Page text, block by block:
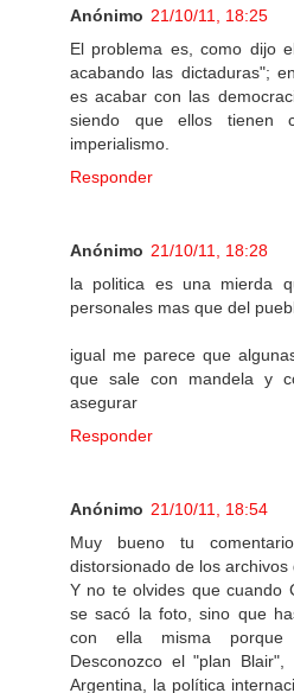
Anónimo 21/10/11, 18:25
El problema es, como dijo
acabando las dictaduras";
es acabar con las
siendo que ellos tienen
imperialismo.
Responder
Anónimo 21/10/11, 18:28
la politica es una mierda
personales mas que del
igual me parece que
que sale con mandela y
asegurar
Responder
Anónimo 21/10/11, 18:54
Muy bueno tu
distorsionado de los archivos
Y no te olvides que cuando
se sacó la foto, sino que
con ella misma porque
Desconozco el "plan
Argentina, la política